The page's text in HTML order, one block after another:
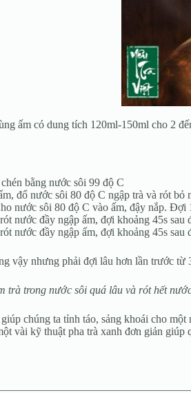
ấm có dung tích 120ml-150ml cho 2
bằng nước sôi 99 độ C
đổ nước sôi 80 độ C ngập trà và rót bỏ
nước sôi 80 độ C vào ấm, đậy nắp. Đợi
nước đầy ngập ấm, đợi khoảng 45s sau
nước đầy ngập ấm, đợi khoảng 45s sau
vậy nhưng phải đợi lâu hơn lần trước
trà trong nước sôi quá lâu và rót hết
chúng ta tỉnh táo, sảng khoái cho
vài kỹ thuật pha trà xanh đơn giản